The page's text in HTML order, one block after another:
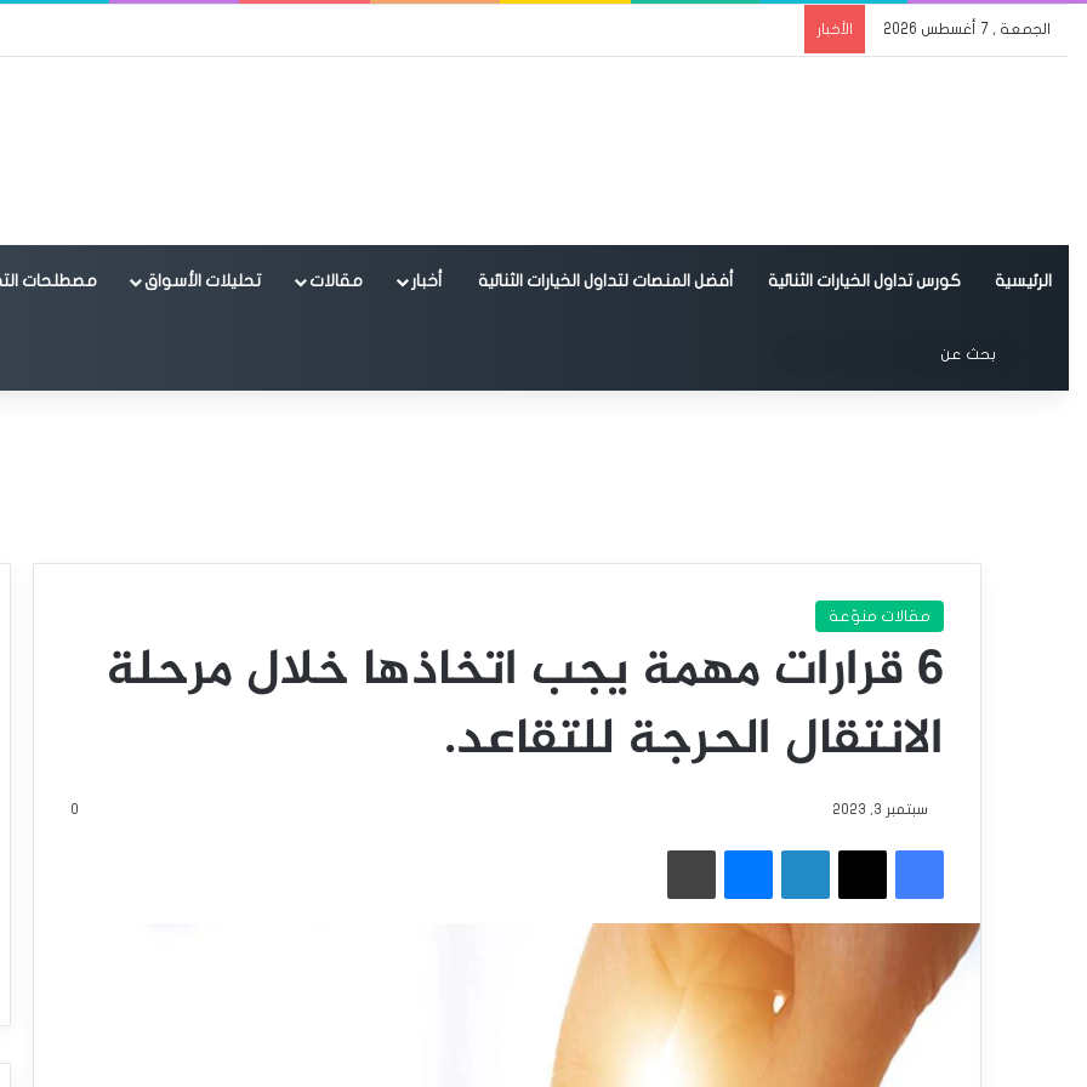
الجمعة , 7 أغسطس 2026 الأخبار
الرئيسية كورس تداول الخيارات الثنائية أفضل المنصات لتداول الخيارات الثنائية أخبار مقالات تحليلات الأسواق مصطلحات
الوضع المظلم
عن
مقالات منوّعة
6 قرارات مهمة يجب اتخاذها خلال مرحلة
الانتقال الحرجة للتقاعد.
سبتمبر 3, 2023 0
فيسبوك
‫X لينكدإن ماسنجر طباعة